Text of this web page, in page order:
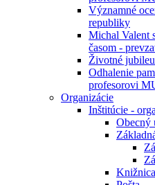
Významné
republiky
Michal Valent
časom -
Životné
Odhalenie
profesorovi
Organizácie
Inštitúcie -
Obecný
Knižnica